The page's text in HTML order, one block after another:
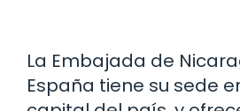
La Embajada de
España tiene su sede